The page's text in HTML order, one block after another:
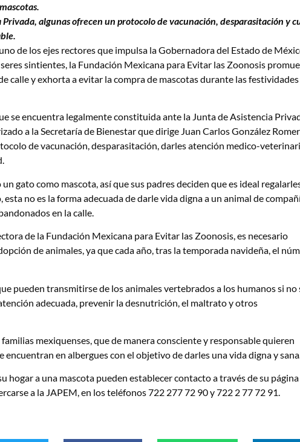
algunas ofrecen un protocolo de vacunación, desparasitación y
de los ejes rectores que impulsa la Gobernadora del Estado de
sintientes, la Fundación Mexicana para Evitar las Zoonosis
calle y exhorta a evitar la compra de mascotas durante las festividades
se encuentra legalmente constituida ante la Junta de Asistencia
a la Secretaría de Bienestar que dirige Juan Carlos González
de vacunación, desparasitación, darles atención medico-
gato como mascota, así que sus padres deciden que es ideal
no es la forma adecuada de darle vida digna a un animal de
en la calle.
de la Fundación Mexicana para Evitar las Zoonosis, es necesario
de animales, ya que cada año, tras la temporada navideña, el
pueden transmitirse de los animales vertebrados a los humanos si no
adecuada, prevenir la desnutrición, el maltrato y otros
mexiquenses, que de manera consciente y responsable quieren
en albergues con el objetivo de darles una vida digna y
hogar a una mascota pueden establecer contacto a través de su
a la JAPEM, en los teléfonos 722 277 72 90 y 722 2 77 72 91.